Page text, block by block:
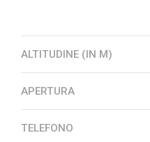
ALTITUDINE (IN M)
APERTURA
TELEFONO